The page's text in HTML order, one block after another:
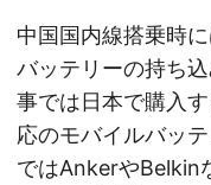
中国国内線搭乗時
バッテリーの持ち
事では日本で購入
応のモバイルバッ
ではAnkerやBelkin